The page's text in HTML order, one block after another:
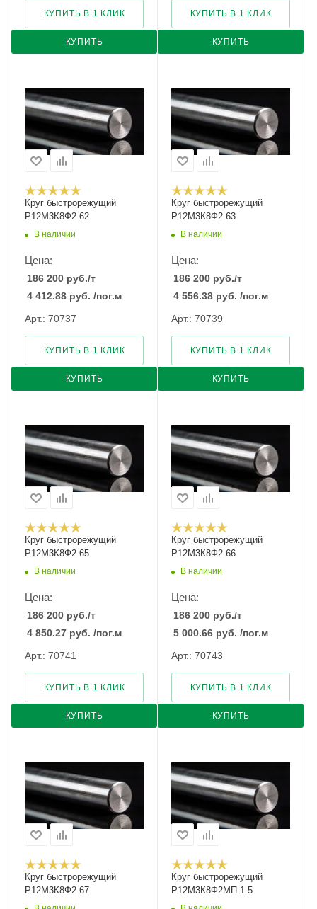
КУПИТЬ
КУПИТЬ В 1 КЛИК
КУПИТЬ
КУПИТЬ В 1 КЛИК
Круг быстрорежущий
Р12М3К8Ф2 62
В наличии
Цена:
186 200 руб./т
4 412.88 руб. /пог.м
Арт.: 70737
КУПИТЬ
КУПИТЬ В 1 КЛИК
Круг быстрорежущий
Р12М3К8Ф2 63
В наличии
Цена:
186 200 руб./т
4 556.38 руб. /пог.м
Арт.: 70739
КУПИТЬ
КУПИТЬ В 1 КЛИК
Круг быстрорежущий
Р12М3К8Ф2 65
В наличии
Цена:
186 200 руб./т
4 850.27 руб. /пог.м
Арт.: 70741
КУПИТЬ
КУПИТЬ В 1 КЛИК
Круг быстрорежущий
Р12М3К8Ф2 66
В наличии
Цена:
186 200 руб./т
5 000.66 руб. /пог.м
Арт.: 70743
КУПИТЬ
КУПИТЬ В 1 КЛИК
Круг быстрорежущий
Р12М3К8Ф2 67
Круг быстрорежущий
Р12М3К8Ф2МП 1.5